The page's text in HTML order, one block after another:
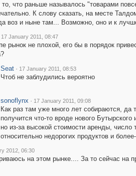
то, что раньше называлось "товарами
К слову сказать, на месте
воз и ныне там... Возможно, оно и к
17 January 2011, 08:47
рынок не плохой, его бы в порядок
Seat · 17 January 2011, 08:53
Чтоб не заблудились вероятно
sonoflynx · 17 January 2011, 09:08
Как раз там уже много лет собираются, да
получится что-то вроде нового
но из-за высокой стоимости аренды, число
относительно недорогих продуктов и
2012, 06:30
на этом рынке.... За то сейчас на